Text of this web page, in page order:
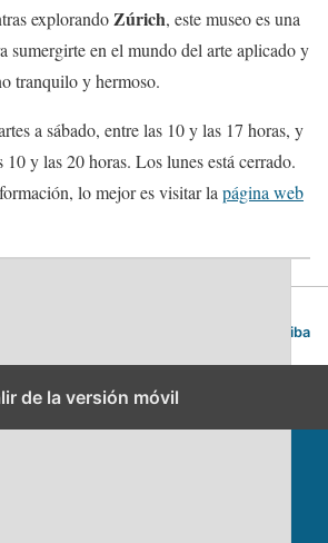
explorando Zúrich, este museo es una
sumergirte en el mundo del arte aplicado y
tranquilo y hermoso.
a sábado, entre las 10 y las 17 horas, y
y las 20 horas. Los lunes está cerrado.
lo mejor es visitar la página web
Volver arriba
de la versión móvil